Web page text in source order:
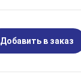
Добавить в заказ